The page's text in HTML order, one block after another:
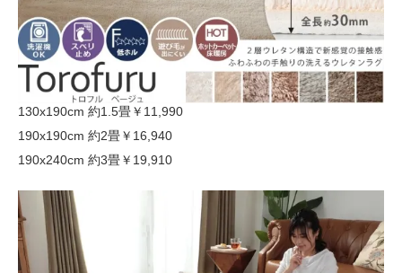
130x190cm 約1.5畳￥11,990
190x190cm 約2畳￥16,940
190x240cm 約3畳￥19,910